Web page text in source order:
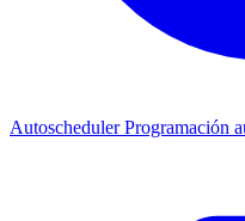
AutoschedulerProgramación